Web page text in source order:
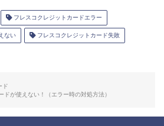
フレスコクレジットカードエラー
ない フレスコクレジットカード失敗
ド
ドが使えない！（エラー時の対処方法）